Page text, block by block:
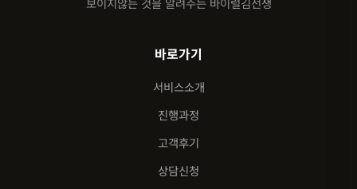
바로가기
서비스소개
진행과정
고객후기
상담신청